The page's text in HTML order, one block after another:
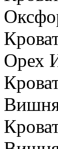
Орех